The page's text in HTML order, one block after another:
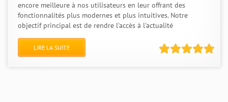
encore meilleure à nos utilisateurs en leur offrant des
fonctionnalités plus modernes et plus intuitives. Notre
objectif principal est de rendre l'accès à l'actualité
LIRE LA SUITE